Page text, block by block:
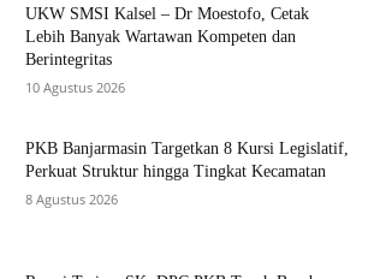
UKW SMSI Kalsel – Dr Moestofo, Cetak
Lebih Banyak Wartawan Kompeten dan
Berintegritas
10 Agustus 2026
PKB Banjarmasin Targetkan 8 Kursi Legislatif,
Perkuat Struktur hingga Tingkat Kecamatan
8 Agustus 2026